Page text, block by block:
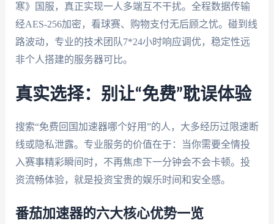
寒》国服，真正实现一人多端互不干扰。全程数据传输
经AES-256加密，看球赛、购物支付无后顾之忧。碰到线
路波动，专业的技术团队7*24小时响应调优，稳定性远
非个人搭建的服务器可比。
真实选择：别让“免费”耽误体验
搜索“免费回国加速器哪个好用”的人，大多经历过限速断
线或隐私泄露。专业服务的价值在于：当你需要全情投
入赛事精彩瞬间时，不再焦虑下一分钟会不会卡顿。投
资流畅体验，就是投资宝贵的娱乐时间和安全感。
番茄加速器的六大核心优势一览